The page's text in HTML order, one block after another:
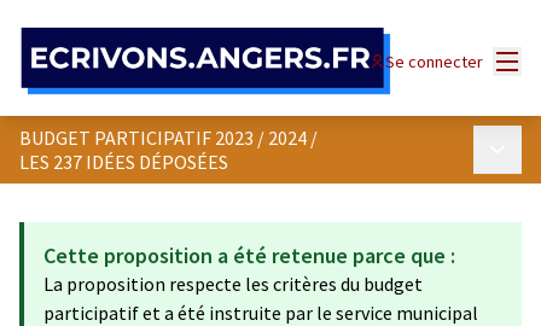
Se connecter
BUDGET PARTICIPATIF 2023 / 2024 /
LES 237 IDÉES DÉPOSÉES
Cette proposition a été retenue parce que :
La proposition respecte les critères du budget
participatif et a été instruite par le service municipal